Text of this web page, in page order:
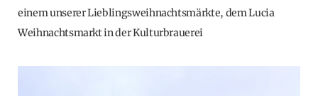
einem unserer Lieblingsweihnachtsmärkte, dem Lucia
Weihnachtsmarkt in der Kulturbrauerei